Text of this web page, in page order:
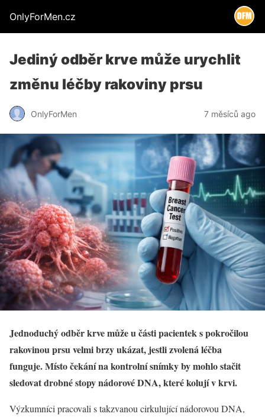
OnlyForMen.cz
Jediný odběr krve může urychlit
změnu léčby rakoviny prsu
OnlyForMen 7 měsíců ago
Jednoduchý odběr krve může u části pacientek s pokročilou
rakovinou prsu velmi brzy ukázat, jestli zvolená léčba
funguje. Místo čekání na kontrolní snímky by mohlo stačit
sledovat drobné stopy nádorové DNA, které kolují v krvi.
Výzkumníci pracovali s takzvanou cirkulující nádorovou DNA,